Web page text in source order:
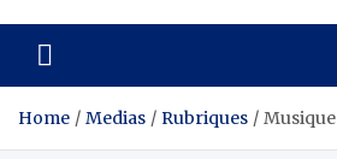
Home Medias Rubriques Musique